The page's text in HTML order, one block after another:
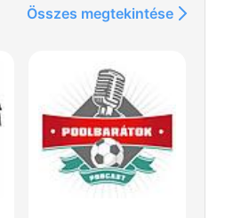
Összes megtekintése